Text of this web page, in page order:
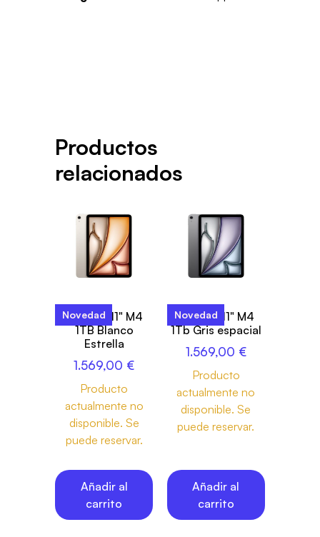
Productos
relacionados
Novedad
iPad Air 11" M4
1TB Blanco
Estrella
1.569,00 €
Producto
actualmente no
disponible. Se
puede reservar.
Añadir al
carrito
Novedad
iPad Air 11" M4
1Tb Gris espacial
1.569,00 €
Producto
actualmente no
disponible. Se
puede reservar.
Añadir al
carrito